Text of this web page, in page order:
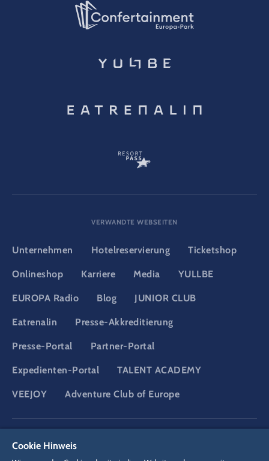
VERWANDTE WEBSEITEN
Unternehmen Hotelreservierung Ticketshop
Onlineshop Karriere Media YULLBE
EUROPA Radio Blog JUNIOR CLUB
Eatrenalin Presse-Akkreditierung
Presse-Portal Partner-Portal
Expedienten-Portal TALENT ACADEMY
VEEJOY Adventure Club of Europe
Cookie Hinweis